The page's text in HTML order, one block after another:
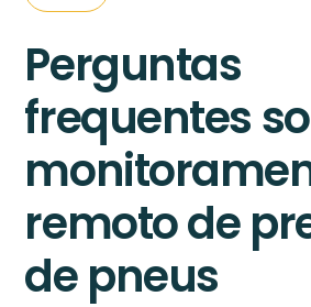
Perguntas
frequentes
remoto de
de pneus